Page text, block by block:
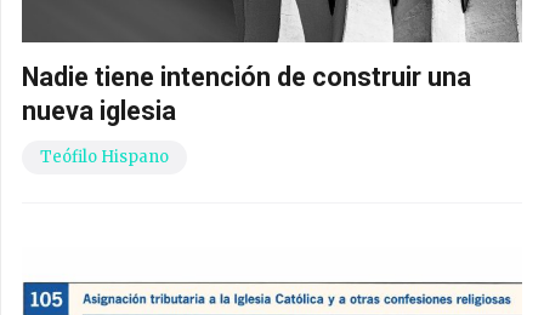
Nadie tiene intención de construir una
nueva iglesia
Teófilo Hispano